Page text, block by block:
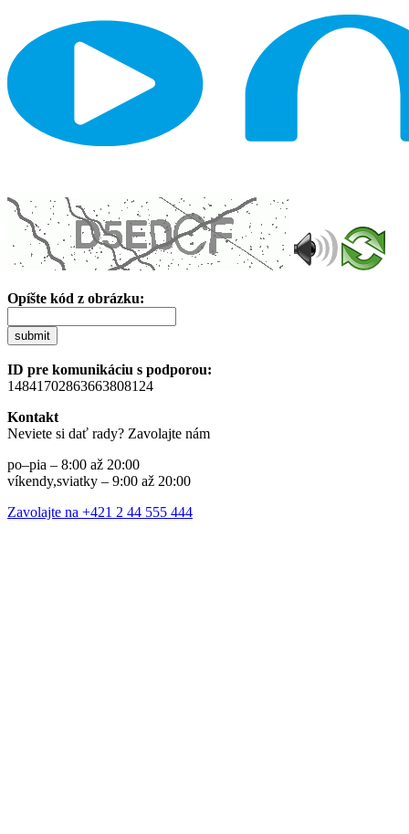
Opíšte kód z obrázku:
submit
ID pre komunikáciu s podporou:
14841702863663808124
Kontakt
Neviete si dať rady? Zavolajte nám
po–pia – 8:00 až 20:00
víkendy,sviatky – 9:00 až 20:00
Zavolajte na +421 2 44 555 444